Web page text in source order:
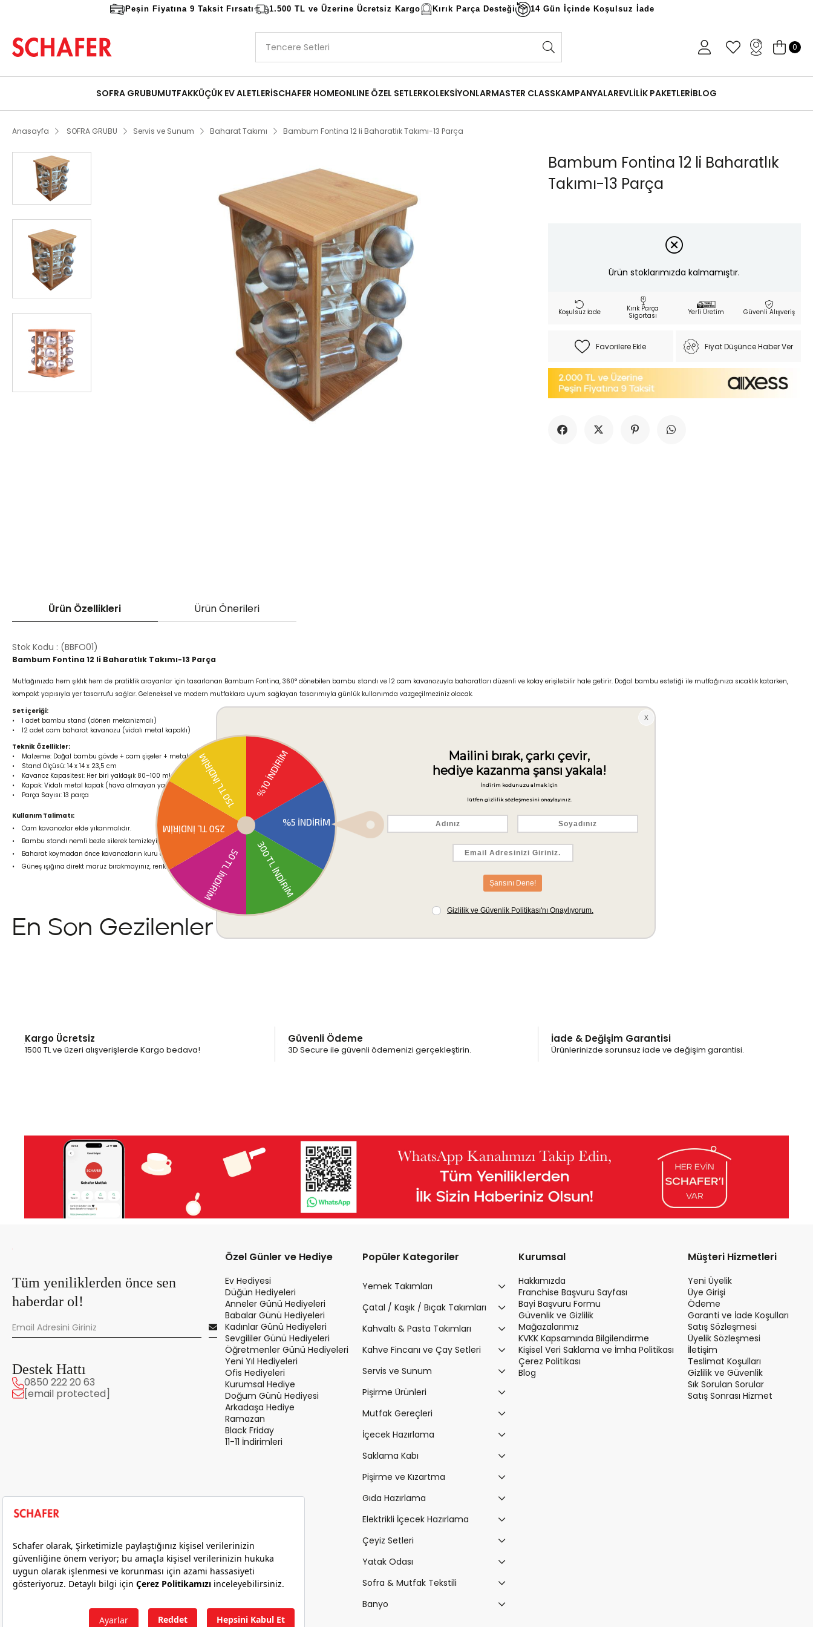
Peşin Fiyatına 9 Taksit Fırsatı 1.500 TL ve Üzerine Ücretsiz Kargo Kırık Parça Desteği 14 Gün İçinde Koşulsuz İade
0
SOFRA GRUBUMUTFAKKÜÇÜK EV ALETLERİSCHAFER HOMEONLINE ÖZEL SETLERKOLEKSİYONLARMASTER CLASSKAMPANYALAREVLİLİK PAKETLERİBLOG
Anasayfa SOFRA GRUBU Servis ve Sunum Baharat Takımı Bambum Fontina 12 li Baharatlık Takımı-13 Parça
Bambum Fontina 12 li Baharatlık
Takımı-13 Parça
Ürün stoklarımızda kalmamıştır.
Koşulsuz İade
Kırık Parça
Sigortası
Yerli Üretim Güvenli Alışveriş
Favorilere Ekle Fiyat Düşünce Haber Ver
Ürün Özellikleri Ürün Önerileri
Stok Kodu (BBFO01)
Bambum Fontina 12 li Baharatlık Takımı-13 Parça
Mutfağınızda hem şıklık hem de pratiklik arayanlar için tasarlanan Bambum Fontina, 360° dönebilen bambu standı ve 12 cam kavanozuyla baharatları düzenli ve kolay erişilebilir hale getirir. Doğal bambu estetiği ile mutfağınıza sıcaklık katarken,
kompakt yapısıyla yer tasarrufu sağlar. Geleneksel ve modern mutfaklara uyum sağlayan tasarımıyla günlük kullanımda vazgeçilmeziniz olacak.
Set İçeriği:
• 1 adet bambu stand (dönen mekanizmalı)
• 12 adet cam baharat kavanozu (vidalı metal kapaklı)
Teknik Özellikler:
• Malzeme: Doğal bambu gövde + cam şişeler + metal kapak
• Stand Ölçüsü: 14 x 14 x 23,5 cm
• Kavanoz Kapasitesi: Her biri yaklaşık 80–100 ml
• Kapak: Vidalı metal kapak (hava almayan yapı)
• Parça Sayısı: 13 parça
Kullanım Talimatı:
• Cam kavanozlar elde yıkanmalıdır.
• Bambu standı nemli bezle silerek temizleyiniz; bulaşık makinesinde yıkanmamalıdır.
• Baharat koymadan önce kavanozların kuru olduğundan emin olunuz.
• Güneş ışığına direkt maruz bırakmayınız, renk solmasını önlemek için gölgede muhafaza ediniz.
En Son Gezilenler
Kargo Ücretsiz
1500 TL ve üzeri alışverişlerde Kargo bedava!
Güvenli Ödeme
3D Secure ile güvenli ödemenizi gerçekleştirin.
İade & Değişim Garantisi
Ürünlerinizde sorunsuz iade ve değişim garantisi.
Tüm yeniliklerden önce sen
haberdar ol!
Destek Hattı
0850 222 20 63
[email protected]
Özel Günler ve Hediye
Ev Hediyesi
Düğün Hediyeleri
Anneler Günü Hediyeleri
Babalar Günü Hediyeleri
Kadınlar Günü Hediyeleri
Sevgililer Günü Hediyeleri
Öğretmenler Günü Hediyeleri
Yeni Yıl Hediyeleri
Ofis Hediyeleri
Kurumsal Hediye
Doğum Günü Hediyesi
Arkadaşa Hediye
Ramazan
Black Friday
11-11 İndirimleri
Popüler Kategoriler
Yemek Takımları
Çatal / Kaşık / Bıçak Takımları
Kahvaltı & Pasta Takımları
Kahve Fincanı ve Çay Setleri
Servis ve Sunum
Pişirme Ürünleri
Mutfak Gereçleri
İçecek Hazırlama
Saklama Kabı
Pişirme ve Kızartma
Gıda Hazırlama
Elektrikli İçecek Hazırlama
Çeyiz Setleri
Yatak Odası
Sofra & Mutfak Tekstili
Banyo
Kurumsal
Hakkımızda
Franchise Başvuru Sayfası
Bayi Başvuru Formu
Güvenlik ve Gizlilik
Mağazalarımız
KVKK Kapsamında Bilgilendirme
Kişisel Veri Saklama ve İmha Politikası
Çerez Politikası
Blog
Müşteri Hizmetleri
Yeni Üyelik
Üye Girişi
Ödeme
Garanti ve İade Koşulları
Satış Sözleşmesi
Üyelik Sözleşmesi
İletişim
Teslimat Koşulları
Gizlilik ve Güvenlik
Sık Sorulan Sorular
Satış Sonrası Hizmet